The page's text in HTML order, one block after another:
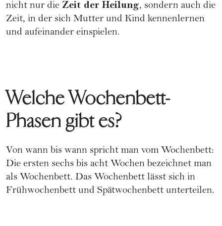
nicht nur die Zeit der Heilung, sondern auch die
Zeit, in der sich Mutter und Kind kennenlernen
und aufeinander einspielen.
Welche Wochenbett-
Phasen gibt es?
Von wann bis wann spricht man vom Wochenbett:
Die ersten sechs bis acht Wochen bezeichnet man
als Wochenbett. Das Wochenbett lässt sich in
Frühwochenbett und Spätwochenbett unterteilen.